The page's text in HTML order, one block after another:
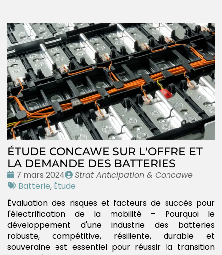
ÉTUDE CONCAWE SUR L'OFFRE ET
LA DEMANDE DES BATTERIES
Date
:
7 mars 2024
Publié
par
Strat Anticipation & Concawe
Tags
Batterie, Étude
Évaluation des risques et facteurs de succès pour
l'électrification de la mobilité – Pourquoi le
développement d'une industrie des batteries
robuste, compétitive, résiliente, durable et
souveraine est essentiel pour réussir la transition